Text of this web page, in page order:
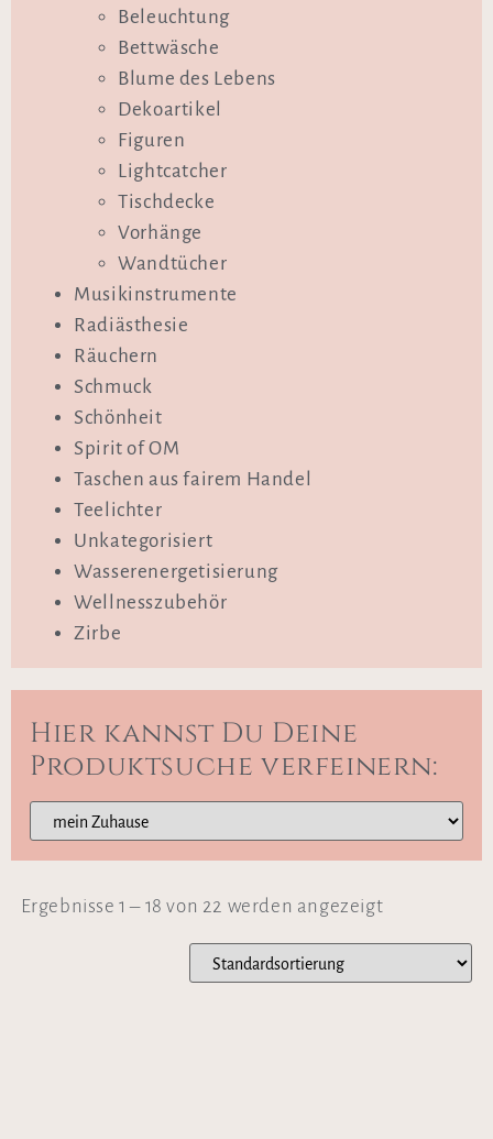
Beleuchtung
Bettwäsche
Blume des Lebens
Dekoartikel
Figuren
Lightcatcher
Tischdecke
Vorhänge
Wandtücher
Musikinstrumente
Radiästhesie
Räuchern
Schmuck
Schönheit
Spirit of OM
Taschen aus fairem Handel
Teelichter
Unkategorisiert
Wasserenergetisierung
Wellnesszubehör
Zirbe
Hier kannst Du Deine
Produktsuche verfeinern:
Ergebnisse 1 – 18 von 22 werden angezeigt